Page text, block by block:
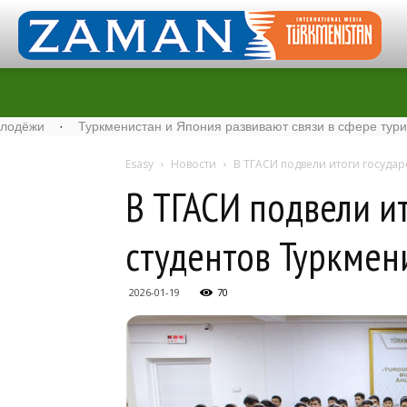
· Туркменистан и Япония развивают связи в сфере туризма ·
Esasy Новости В ТГАСИ подвели итоги
В ТГАСИ подвели
студентов
2026-01-19 70